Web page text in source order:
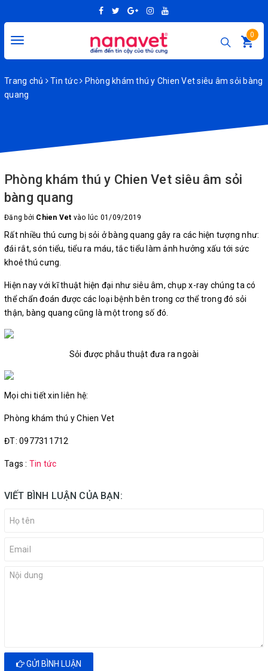
Toggle
0
Trang chủ Tin tức
Phòng khám thú y Chien Vet siêu âm sỏi bàng
quang
Phòng khám thú y Chien Vet siêu âm sỏi
bàng quang
Đăng bởi Chien Vet vào lúc 01/09/2019
Rất nhiều thú cưng bị sỏi ở bàng quang gây ra các hiện tượng như:
đái rắt, són tiểu, tiểu ra máu, tắc tiểu làm ảnh hưởng xấu tới sức
khoẻ thú cưng.
Hiện nay với kĩ thuật hiện đại như siêu âm, chụp x-ray chúng ta có
thể chẩn đoán được các loại bệnh bên trong cơ thể trong đó sỏi
thận, bàng quang cũng là một trong số đó.
Sỏi được phẫu thuật đưa ra ngoài
Mọi chi tiết xin liên hệ:
Phòng khám thú y Chien Vet
ĐT: 0977311712
Tags : Tin tức
VIẾT BÌNH LUẬN CỦA BẠN:
GỬI BÌNH LUẬN